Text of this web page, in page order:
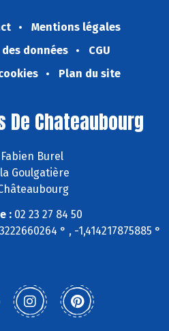
Mentions légales
données
CGU
Plan du site
De Chateaubourg
Fabien Burel
Goulgatière
:02 23 27 84 50
° , -1,414217875885 °